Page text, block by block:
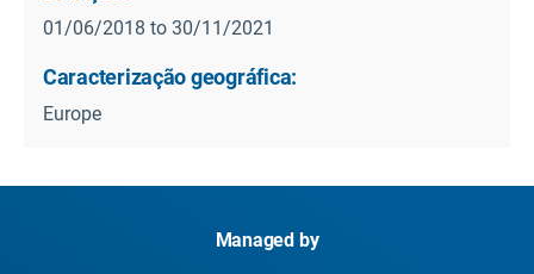
01/06/2018 to 30/11/2021
Caracterização geográfica:
Europe
Managed by